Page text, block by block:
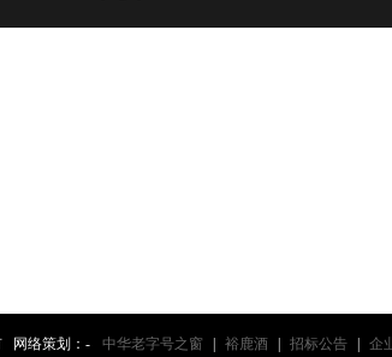
网络策划：- 中华老字号之窗 裕鹿酒 招标公告 企